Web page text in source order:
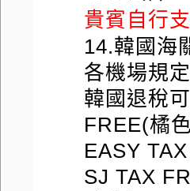
貴賓自行
14.韓國海
各機場規
韓國退稅
FREE(橘
EASY
SJ TAX